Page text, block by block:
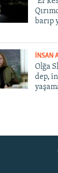
barıp
İNSAN
Olğa
dep,